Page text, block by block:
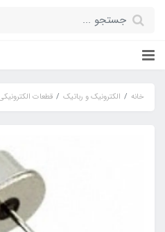
خانه الکترونیک و رباتیک قطعات